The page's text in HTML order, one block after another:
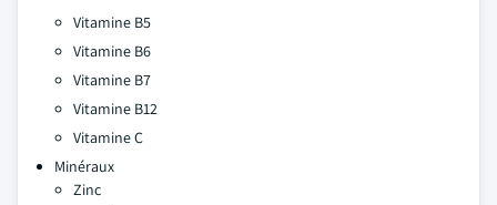
Vitamine B5
Vitamine B6
Vitamine B7
Vitamine B12
Vitamine C
Minéraux
Zinc